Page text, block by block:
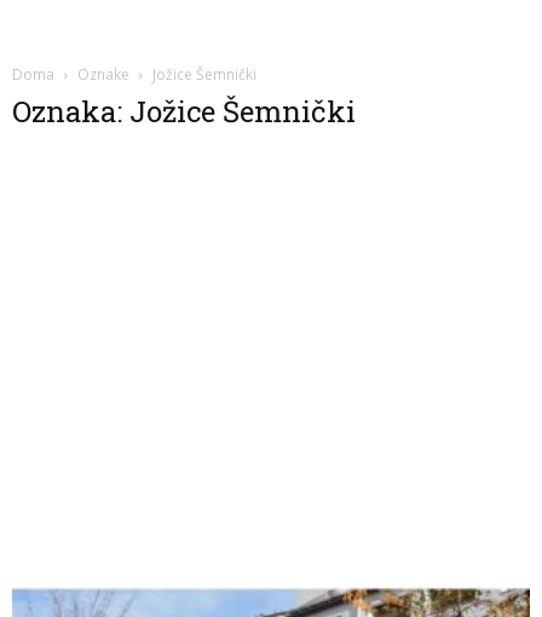
Doma Oznake Jožice Šemnički
Oznaka: Jožice Šemnički